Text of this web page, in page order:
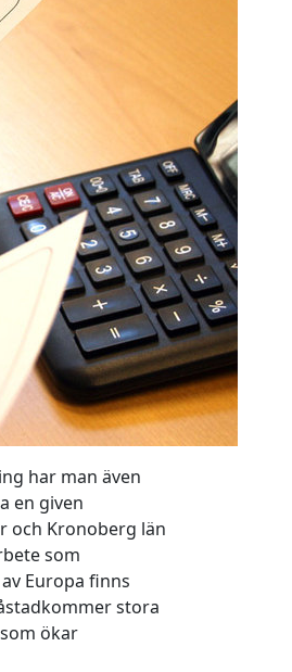
har man även
en given
och Kronoberg län
som
Europa finns
stora
ökar